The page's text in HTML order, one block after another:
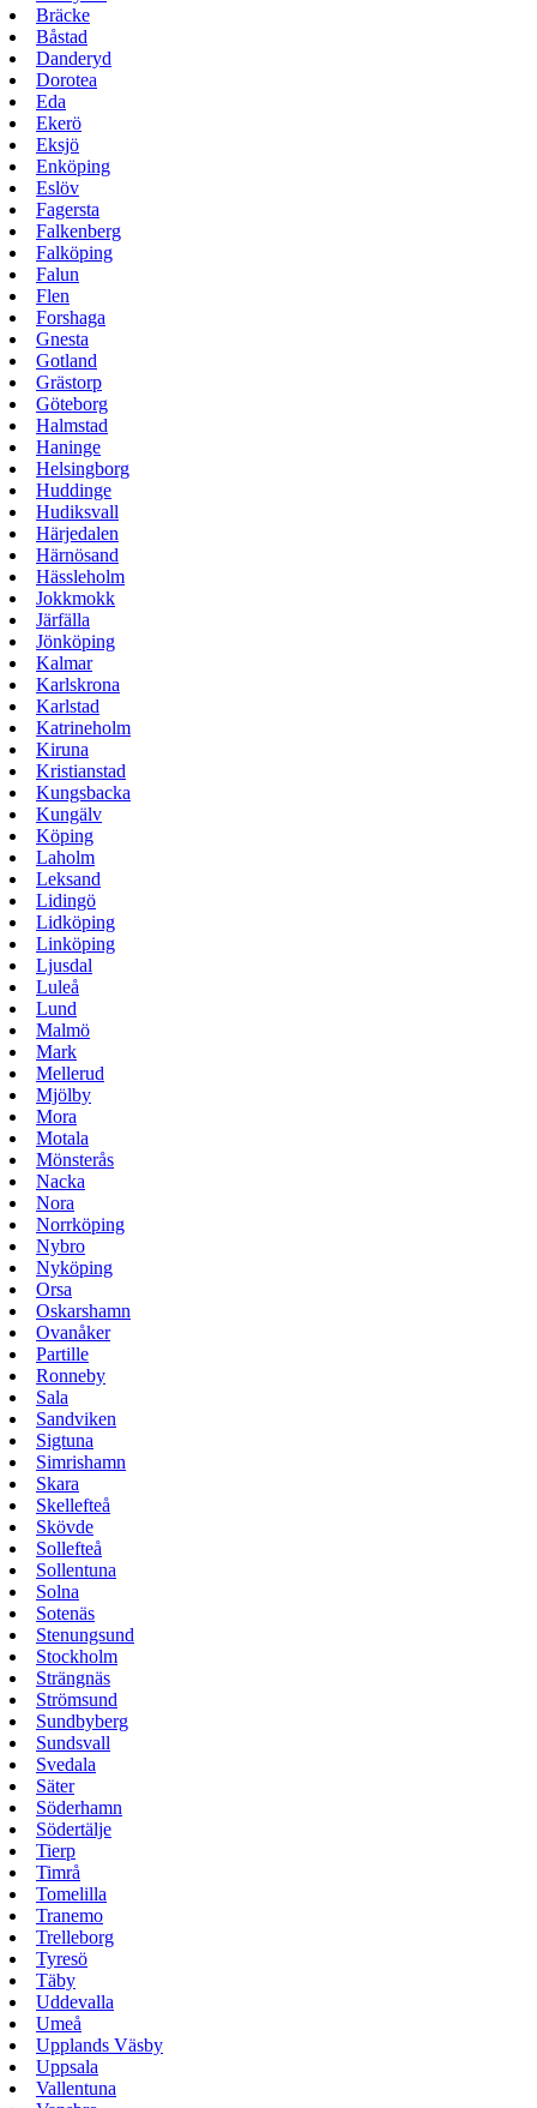
Bräcke
Båstad
Danderyd
Dorotea
Eda
Ekerö
Eksjö
Enköping
Eslöv
Fagersta
Falkenberg
Falköping
Falun
Flen
Forshaga
Gnesta
Gotland
Grästorp
Göteborg
Halmstad
Haninge
Helsingborg
Huddinge
Hudiksvall
Härjedalen
Härnösand
Hässleholm
Jokkmokk
Järfälla
Jönköping
Kalmar
Karlskrona
Karlstad
Katrineholm
Kiruna
Kristianstad
Kungsbacka
Kungälv
Köping
Laholm
Leksand
Lidingö
Lidköping
Linköping
Ljusdal
Luleå
Lund
Malmö
Mark
Mellerud
Mjölby
Mora
Motala
Mönsterås
Nacka
Nora
Norrköping
Nybro
Nyköping
Orsa
Oskarshamn
Ovanåker
Partille
Ronneby
Sala
Sandviken
Sigtuna
Simrishamn
Skara
Skellefteå
Skövde
Sollefteå
Sollentuna
Solna
Sotenäs
Stenungsund
Stockholm
Strängnäs
Strömsund
Sundbyberg
Sundsvall
Svedala
Säter
Söderhamn
Södertälje
Tierp
Timrå
Tomelilla
Tranemo
Trelleborg
Tyresö
Täby
Uddevalla
Umeå
Upplands Väsby
Uppsala
Vallentuna